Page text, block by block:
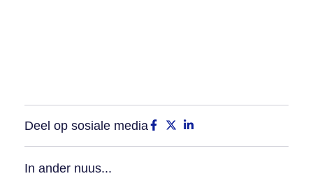
Deel op sosiale media
In ander nuus...